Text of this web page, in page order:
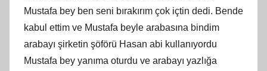
Mustafa bey ben seni bırakırım çok içtin dedi. Bende
kabul ettim ve Mustafa beyle arabasına bindim
arabayı şirketin şöförü Hasan abi kullanıyordu
Mustafa bey yanıma oturdu ve arabayı yazlığa